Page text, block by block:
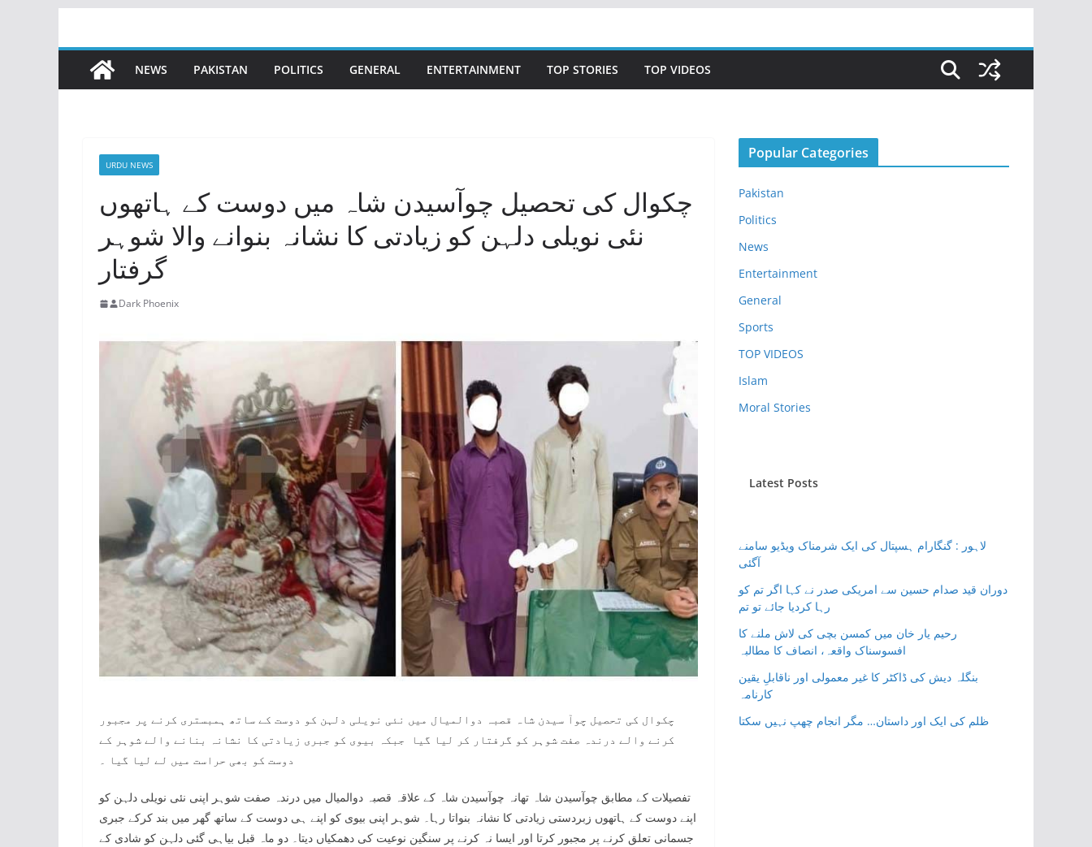
content
NEWS PAKISTAN POLITICS GENERAL ENTERTAINMENT TOP STORIES TOP VIDEOS
URDU NEWS
چکوال کی تحصیل چوآسیدن شاہ میں دوست کے ہاتھوں
نئی نویلی دلہن کو زیادتی کا نشانہ بنوانے والا شوہر
گرفتار
Dark Phoenix
چکوال کی تحصیل چوآ سیدن شاہ قصبہ دوالمیال میں نئی نویلی دلہن کو دوست کے ساتھ ہمبستری کرنے پر مجبور
کرنے والے درندہ صفت شوہر کو گرفتار کر لیا گیا جبکہ بیوی کو جبری زیادتی کا نشانہ بنانے والے شوہر کے
دوست کو بھی حراست میں لے لیا گیا ۔
تفصیلات کے مطابق چوآسیدن شاہ تھانہ چوآسیدن شاہ کے علاقہ قصبہ دوالمیال میں درندہ صفت شوہر اپنی نئی نویلی دلہن کو
اپنے دوست کے ہاتھوں زبردستی زیادتی کا نشانہ بنواتا رہا۔ شوہر اپنی بیوی کو اپنے ہی دوست کے ساتھ گھر میں بند کرکے جبری
جسمانی تعلق کرنے پر مجبور کرتا اور ایسا نہ کرنے پر سنگین نوعیت کی دھمکیاں دیتا۔ دو ماہ قبل بیاہی گئی دلہن کو شادی کے
Popular Categories
Pakistan
Politics
News
Entertainment
General
Sports
TOP VIDEOS
Islam
Moral Stories
Latest Posts
لاہور : گنگارام ہسپتال کی ایک شرمناک ویڈیو سامنے
آگئی
دوران قید صدام حسین سے امریکی صدر نے کہا اگر تم کو
رہا کردیا جائے تو تم
رحیم یار خان میں کمسن بچی کی لاش ملنے کا
افسوسناک واقعہ، انصاف کا مطالبہ
بنگلہ دیش کی ڈاکٹر کا غیر معمولی اور ناقابلِ یقین
کارنامہ
ظلم کی ایک اور داستان… مگر انجام چھپ نہیں سکتا